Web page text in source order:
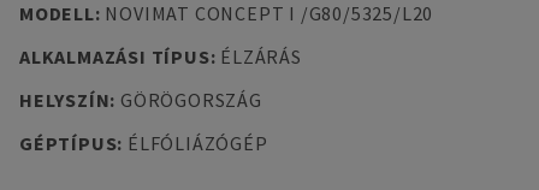
MODELL: NOVIMAT CONCEPT I /G80/5325/L20
ALKALMAZÁSI TÍPUS: ÉLZÁRÁS
HELYSZÍN: GÖRÖGORSZÁG
GÉPTÍPUS: ÉLFÓLIÁZÓGÉP